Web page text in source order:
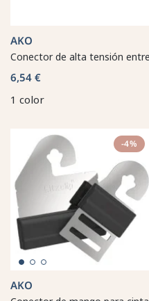
AKO
Conector de alta tensión
6,54 €
1 color
-4%
AKO